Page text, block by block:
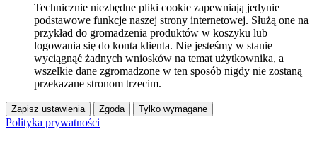
Technicznie niezbędne pliki cookie zapewniają jedynie
podstawowe funkcje naszej strony internetowej. Służą one na
przykład do gromadzenia produktów w koszyku lub
logowania się do konta klienta. Nie jesteśmy w stanie
wyciągnąć żadnych wniosków na temat użytkownika, a
wszelkie dane zgromadzone w ten sposób nigdy nie zostaną
przekazane stronom trzecim.
Zapisz ustawienia Zgoda Tylko wymagane
Polityka prywatności